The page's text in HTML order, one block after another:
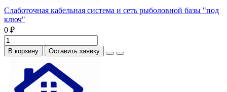
Слаботочная кабельная система и сеть рыболовной базы "под
ключ"
0 ₽
В корзину Оставить заявку